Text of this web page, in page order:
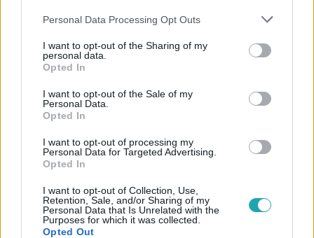
Please note that this website/app uses one or more Google
not limited to your visit or usage behaviour. You may click to
grant or deny consent to Google and its third-party tags to
use your data for below specified purposes in below Google
consent section.
Personal Data Processing Opt Outs
I want to opt-out of the Sharing of my
personal data.
Opted In
I want to opt-out of the Sale of my
Personal Data.
Opted In
I want to opt-out of processing my
Personal Data for Targeted Advertising.
Opted In
I want to opt-out of Collection, Use,
Retention, Sale, and/or Sharing of my
Personal Data that Is Unrelated with the
Purposes for which it was collected.
Opted Out
Népszerű